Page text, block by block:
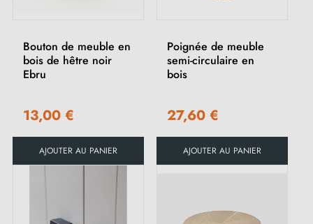
Bouton de meuble en
bois de hêtre noir
Ebru
13,00 €
AJOUTER AU PANIER
Poignée de meuble
semi-circulaire en
bois
27,60 €
AJOUTER AU PANIER